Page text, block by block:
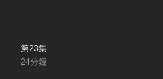
第23集
24分鐘